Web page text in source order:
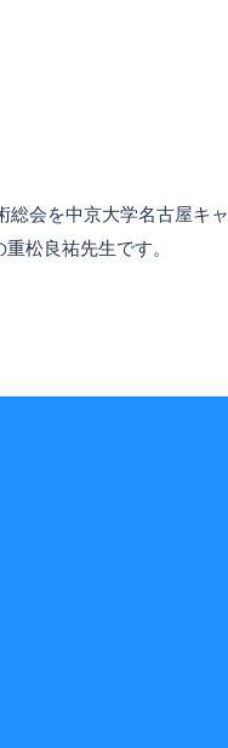
総会を中京大学名古屋
松良祐先生です。